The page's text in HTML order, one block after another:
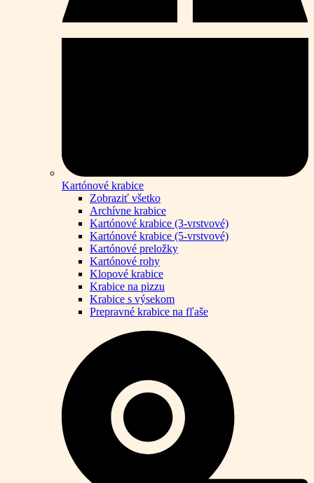
Kartónové krabice
Zobraziť všetko
Archívne krabice
Kartónové krabice (3-vrstvové)
Kartónové krabice (5-vrstvové)
Kartónové preložky
Kartónové rohy
Klopové krabice
Krabice na pizzu
Krabice s výsekom
Prepravné krabice na fľaše